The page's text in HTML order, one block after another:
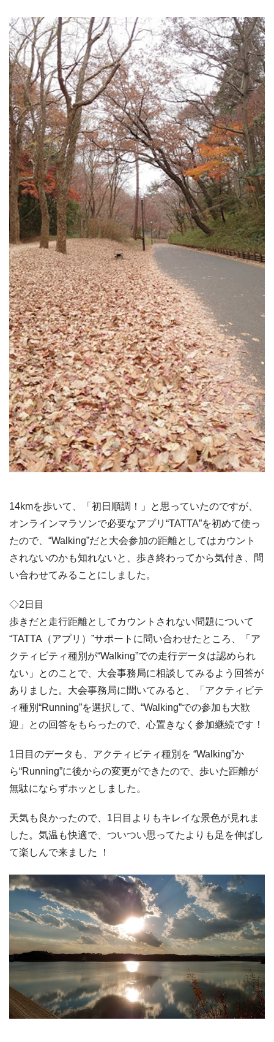
14kmを歩いて、「初日順調！」と思っていたのですが、
オンラインマラソンで必要なアプリ“TATTA”を初めて使っ
たので、“Walking”だと大会参加の距離としてはカウント
されないのかも知れないと、歩き終わってから気付き、問
い合わせてみることにしました。
◇2日目
歩きだと走行距離としてカウントされない問題について
“TATTA（アプリ）”サポートに問い合わせたところ、「ア
クティビティ種別が“Walking”での走行データは認められ
ない」とのことで、大会事務局に相談してみるよう回答が
ありました。大会事務局に聞いてみると、「アクティビテ
ィ種別“Running”を選択して、“Walking”での参加も大歓
迎」との回答をもらったので、心置きなく参加継続です！
1日目のデータも、アクティビティ種別を “Walking”か
ら“Running”に後からの変更ができたので、歩いた距離が
無駄にならずホッとしました。
天気も良かったので、1日目よりもキレイな景色が見れま
した。気温も快適で、ついつい思ってたよりも足を伸ばし
て楽しんで来ました ！